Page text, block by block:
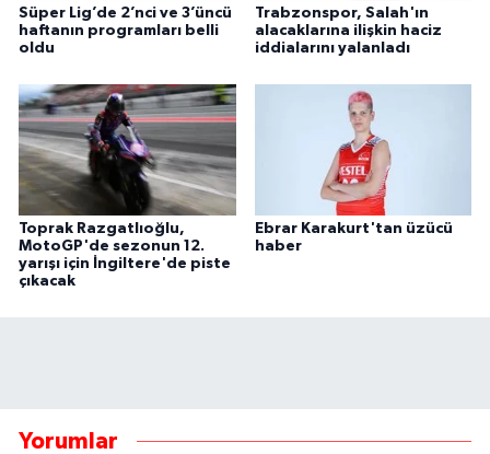
Süper Lig’de 2’nci ve 3’üncü
haftanın programları belli
oldu
Trabzonspor, Salah'ın
alacaklarına ilişkin haciz
iddialarını yalanladı
Toprak Razgatlıoğlu,
MotoGP'de sezonun 12.
yarışı için İngiltere'de piste
çıkacak
Ebrar Karakurt'tan üzücü
haber
Yorumlar